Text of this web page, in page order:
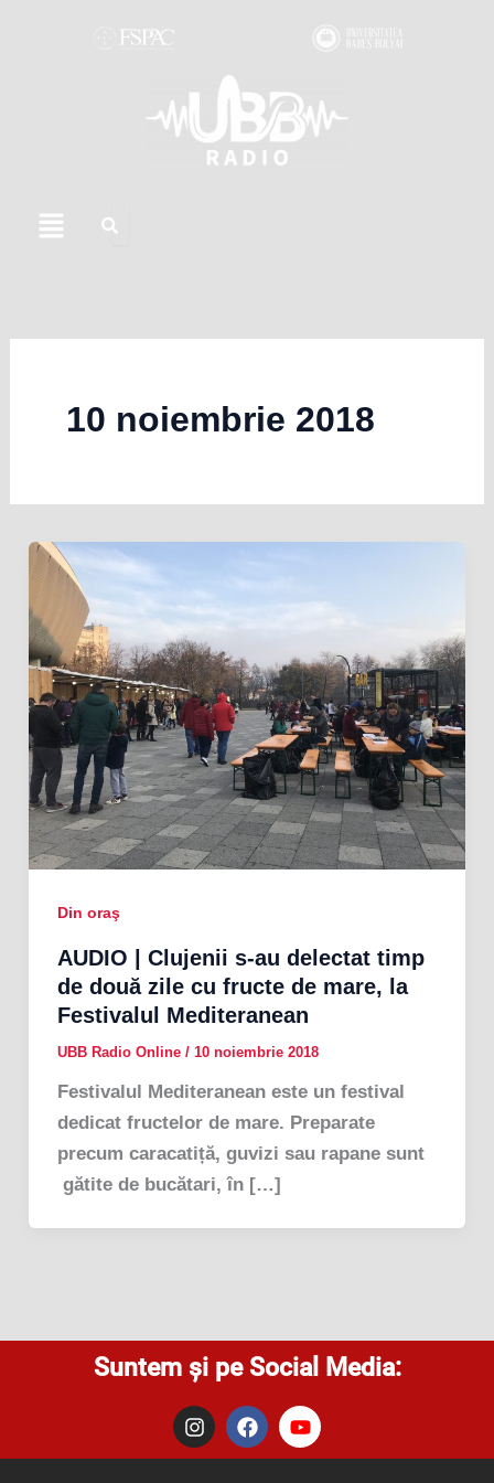
Menu
10 noiembrie 2018
Din oraş
AUDIO | Clujenii s-au delectat timp
de două zile cu fructe de mare, la
Festivalul Mediteranean
UBB Radio Online / 10 noiembrie 2018
Festivalul Mediteranean este un festival
dedicat fructelor de mare. Preparate
precum caracatiță, guvizi sau rapane sunt
gătite de bucătari, în […]
Suntem și pe Social Media:
I
n
s
F
a
c
Y
o
u